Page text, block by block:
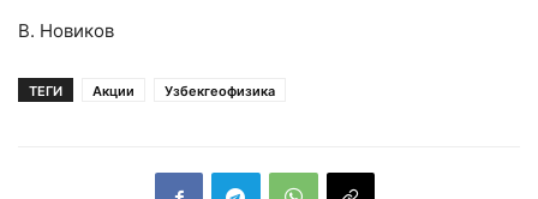
В. Новиков
ТЕГИ Акции Узбекгеофизика